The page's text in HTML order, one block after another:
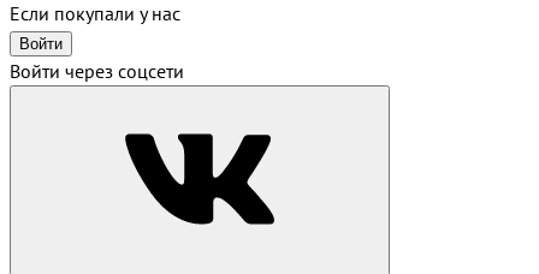
Если покупали у нас
Войти
Войти через соцсети